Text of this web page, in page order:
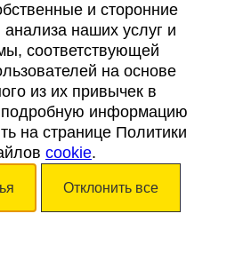
информация
Cookies
Доступность
Туристический Совет. Все права
и сторонние
наших услуг и
соответствующей
на основе
из их привычек в
подробную информацию
на странице Политики
cookie.
Отклонить все